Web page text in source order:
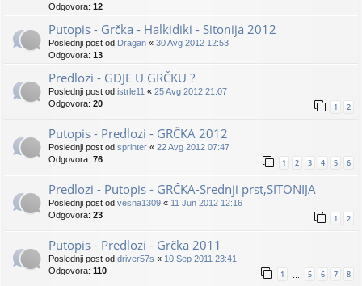
Odgovora: 12
Putopis - Grčka - Halkidiki - Sitonija 2012
Poslednji post od Dragan « 30 Avg 2012 12:53
Odgovora: 13
Predlozi - GDJE U GRČKU ?
Poslednji post od istrle11 « 25 Avg 2012 21:07
Odgovora: 20 1 2
Putopis - Predlozi - GRČKA 2012
Poslednji post od sprinter « 22 Avg 2012 07:47
Odgovora: 76 1 2 3 4 5 6
Predlozi - Putopis - GRČKA-Srednji prst,SITONIJA
Poslednji post od vesna1309 « 11 Jun 2012 12:16
Odgovora: 23 1 2
Putopis - Predlozi - Grčka 2011
Poslednji post od driver57s « 10 Sep 2011 23:41
Odgovora: 110 1 … 5 6 7 8